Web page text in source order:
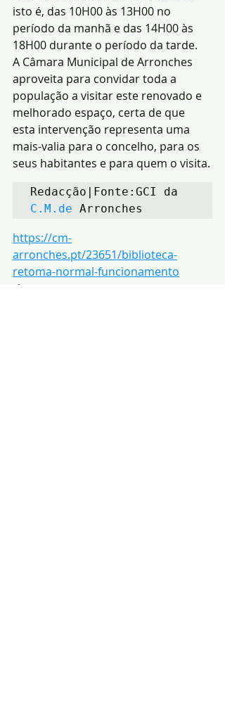
isto é, das 10H00 às 13H00 no
período da manhã e das 14H00 às
18H00 durante o período da tarde.
A Câmara Municipal de Arronches
aproveita para convidar toda a
população a visitar este renovado e
melhorado espaço, certa de que
esta intervenção representa uma
mais-valia para o concelho, para os
seus habitantes e para quem o visita.
C.M.de Arronches
https://cm-
arronches.pt/23651/biblioteca-
retoma-normal-funcionamento
Notícias